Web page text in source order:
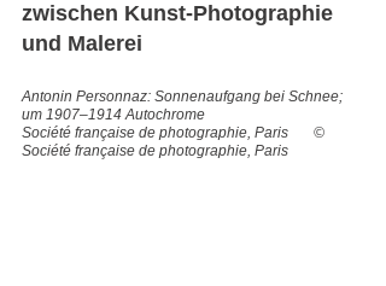
zwischen Kunst-Photographie
und Malerei
Antonin Personnaz: Sonnenaufgang bei Schnee;
um 1907–1914 Autochrome
Société française de photographie, Paris       ©
Société française de photographie, Paris